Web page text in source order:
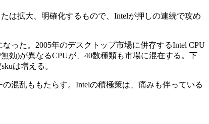
は拡大、明確化するもので、Intelが押しの連続で攻め
った。2005年のデスクトップ市場に併存するIntel CPU
効)が異なるCPUが、40数種類も市場に混在する。下
は増える。
混乱ももたらす。Intelの積極策は、痛みも伴っている